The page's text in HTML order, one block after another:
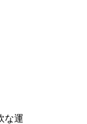
な運